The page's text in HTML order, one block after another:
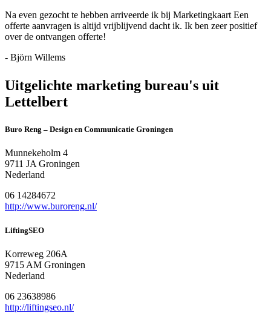
Na even gezocht te hebben arriveerde ik bij Marketingkaart Een
offerte aanvragen is altijd vrijblijvend dacht ik. Ik ben zeer positief
over de ontvangen offerte!
- Björn Willems
Uitgelichte marketing bureau's uit
Lettelbert
Buro Reng – Design en Communicatie Groningen
Munnekeholm 4
9711 JA Groningen
Nederland
06 14284672
http://www.buroreng.nl/
LiftingSEO
Korreweg 206A
9715 AM Groningen
Nederland
06 23638986
http://liftingseo.nl/